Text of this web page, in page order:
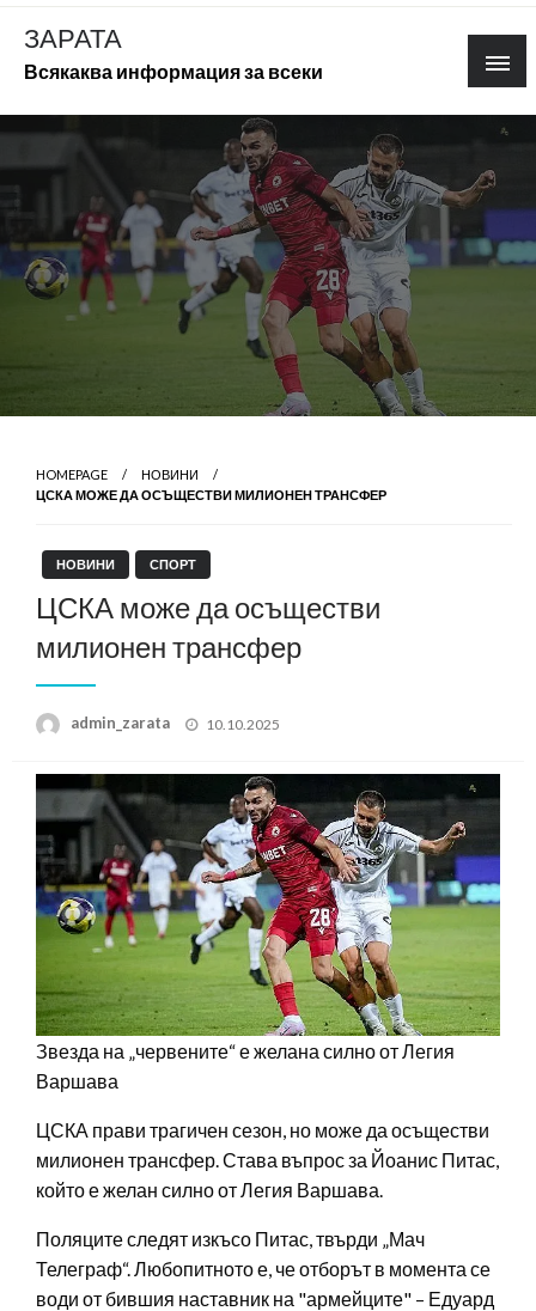
Skip
content
ЗАРАТА
Всякаква информация за всеки
HOMEPAGE
НОВИНИ
ЦСКА МОЖЕ ДА ОСЪЩЕСТВИ МИЛИОНЕН ТРАНСФЕР
НОВИНИ СПОРТ
ЦСКА може да осъществи
милионен трансфер
admin_zarata
Posted
10.10.2025
Звезда на „червените“ е желана силно от Легия
Варшава
ЦСКА прави трагичен сезон, но може да осъществи
милионен трансфер. Става въпрос за Йоанис Питас,
който е желан силно от Легия Варшава.
Поляците следят изкъсо Питас, твърди „Мач
Телеграф“. Любопитното е, че отборът в момента се
води от бившия наставник на "армейците" – Едуард